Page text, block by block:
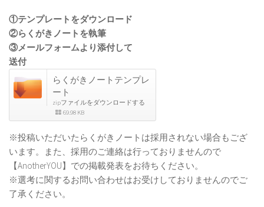
①テンプレートをダウンロード
②らくがきノートを執筆
③メールフォームより添付して
送付
らくがきノートテンプレ
ート
zipファイルをダウンロードする
69.98 KB
※投稿いただいたらくがきノートは採用されない場合もござ
います。また、採用のご連絡は行っておりませんので
【AnotherYOU】での掲載発表をお待ちください。
※選考に関するお問い合わせはお受けしておりませんのでご
了承ください。